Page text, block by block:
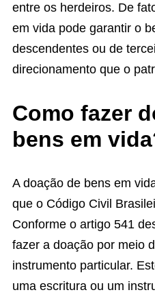
entre os herdeiros. De
em vida pode garantir o
descendentes ou de
direcionamento que o
Como fazer
bens em
A doação de bens em
que o Código Civil
Conforme o artigo 541
fazer a doação por meio
instrumento particular.
uma escritura ou um